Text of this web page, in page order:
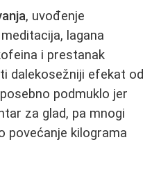
, uvođenje
lagana
i prestanak
dalekosežniji efekat od
podmuklo jer
za glad, pa mnogi
povećanje kilograma